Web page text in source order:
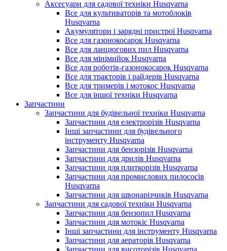
Аксесуари для садової техніки Husqvarna
Все для культиваторів та мотоблоків
Husqvarna
Акумулятори і зарядні пристрої Husqvarna
Все для газонокосарок Husqvarna
Все для ланцюгових пил Husqvarna
Все для мінімийок Husqvarna
Все для роботів-газонокосарок Husqvarna
Все для тракторів і райдерів Husqvarna
Все для тримерів і мотокос Husqvarna
Все для іншої техніки Husqvarna
Запчастини
Запчастини для будівельної техніки Husqvarna
Запчастини для електрорізів Husqvarna
Інші запчастини для будівельного
інструменту Husqvarna
Запчастини для бензорізів Husqvarna
Запчастини для дрилів Husqvarna
Запчастини для плиткорізів Husqvarna
Запчастини для промислових пилососів
Husqvarna
Запчастини для швонарізчиків Husqvarna
Запчастини для садової техніки Husqvarna
Запчастини для бензопил Husqvarna
Запчастини для мотокіс Husqvarna
Інші запчастини для інструменту Husqvarna
Запчастини для аераторів Husqvarna
Запчастини для висоторізів Husqvarna